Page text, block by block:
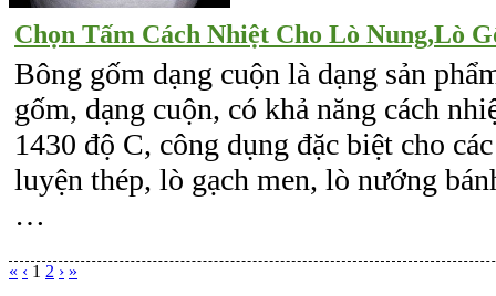
Chọn Tấm Cách Nhiệt Cho Lò Nung,Lò
Bông gốm dạng cuộn là dạng sản
gốm, dạng cuộn, có khả năng cách
1430 độ C, công dụng đặc biệt cho
luyện thép, lò gạch men, lò nướng
…
« ‹ 1 2 › »